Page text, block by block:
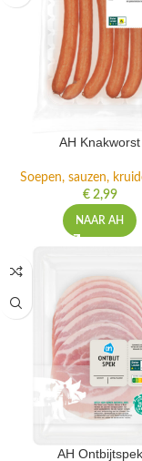
AH Knakworst
Soepen, sauzen,
€2,99
NAAR AH
AH Ontbijtspek